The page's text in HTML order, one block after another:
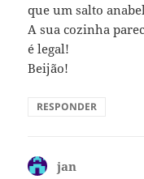
que um salto
A sua cozinha
é legal!
Beijão!
RESPONDER
jan